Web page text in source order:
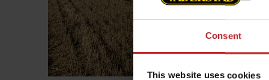
Consent
This website uses cookies